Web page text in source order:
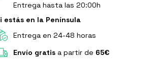
Entrega hasta las 20:00h
estás en la Península
Entrega en 24-48 horas
Envío gratisa partir de 65€